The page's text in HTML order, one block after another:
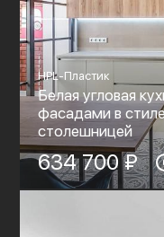
HPL-Пластик
Белая угловая
фасадами в
столешницей
634 700 ₽